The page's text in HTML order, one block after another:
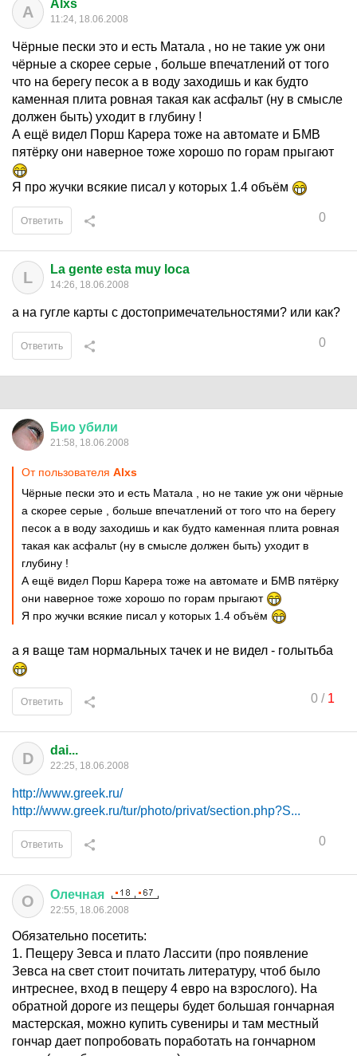
A Alxs
11:24, 18.06.2008
Чёрные пески это и есть Матала , но не такие уж они
чёрные а скорее серые , больше впечатлений от того
что на берегу песок а в воду заходишь и как будто
каменная плита ровная такая как асфальт (ну в смысле
должен быть) уходит в глубину !
А ещё видел Порш Карера тоже на автомате и БМВ
пятёрку они наверное тоже хорошо по горам прыгают
Я про жучки всякие писал у которых 1.4 объём
0
Ответить
L La gente esta muy loca
14:26, 18.06.2008
а на гугле карты с достопримечательностями? или как?
0
Ответить
Био убили
21:58, 18.06.2008
От пользователя Alxs
Чёрные пески это и есть Матала , но не такие уж они чёрные
а скорее серые , больше впечатлений от того что на берегу
песок а в воду заходишь и как будто каменная плита ровная
такая как асфальт (ну в смысле должен быть) уходит в
глубину !
А ещё видел Порш Карера тоже на автомате и БМВ пятёрку
они наверное тоже хорошо по горам прыгают
Я про жучки всякие писал у которых 1.4 объём
а я ваще там нормальных тачек и не видел - голытьба
0/ 1
Ответить
D dai...
22:25, 18.06.2008
http://www.greek.ru/
http://www.greek.ru/tur/photo/privat/section.php?S...
0
Ответить
О Олечная
22:55, 18.06.2008
Обязательно посетить:
1. Пещеру Зевса и плато Лассити (про появление
Зевса на свет стоит почитать литературу, чтоб было
интреснее, вход в пещеру 4 евро на взрослого). На
обратной дороге из пещеры будет большая гончарная
мастерская, можно купить сувениры и там местный
гончар дает попробовать поработать на гончарном